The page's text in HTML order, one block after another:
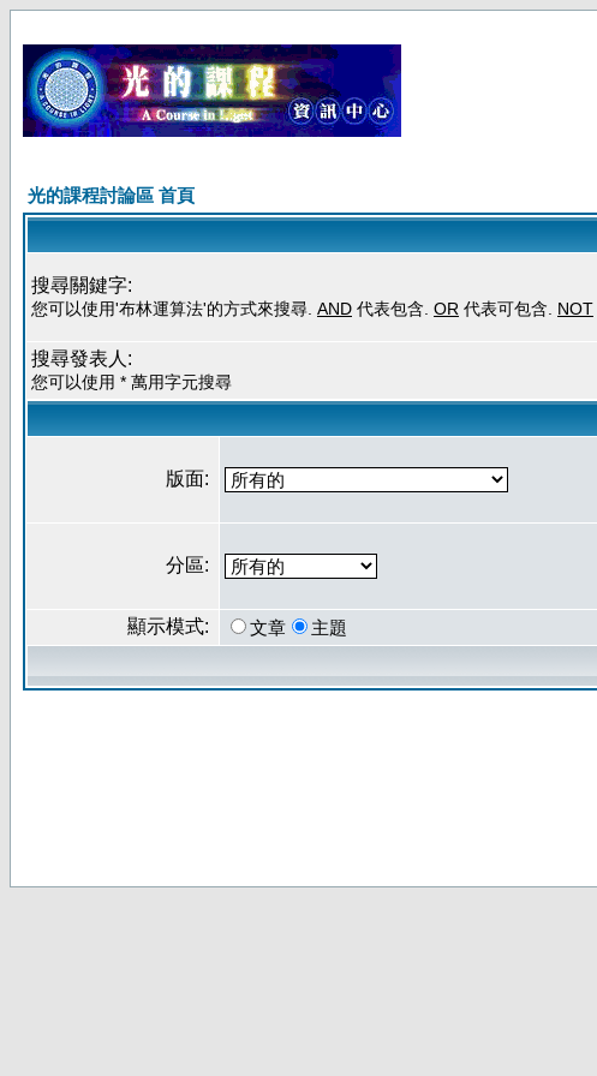
光的課程討論區 首頁
搜尋關鍵字:
您可以使用'布林運算法'的方式來搜尋. AND 代表包含. OR 代表可包含. NOT
搜尋發表人:
您可以使用 * 萬用字元搜尋
版面:
分區:
顯示模式:
文章 主題